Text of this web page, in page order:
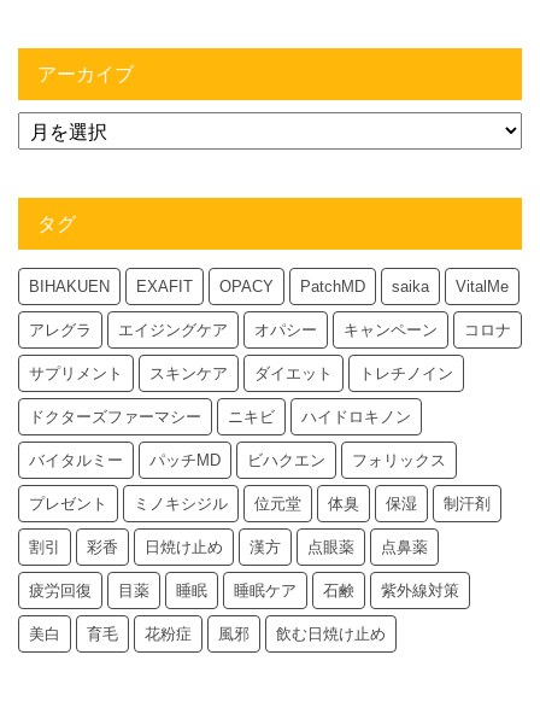
アーカイブ
タグ
BIHAKUEN EXAFIT OPACY PatchMD saika VitalMe
アレグラ エイジングケア オパシー キャンペーン コロナ
サプリメント スキンケア ダイエット トレチノイン
ドクターズファーマシー ニキビ ハイドロキノン
バイタルミー パッチMD ビハクエン フォリックス
プレゼント ミノキシジル 位元堂 体臭 保湿 制汗剤
割引 彩香 日焼け止め 漢方 点眼薬 点鼻薬
疲労回復 目薬 睡眠 睡眠ケア 石鹸 紫外線対策
美白 育毛 花粉症 風邪 飲む日焼け止め